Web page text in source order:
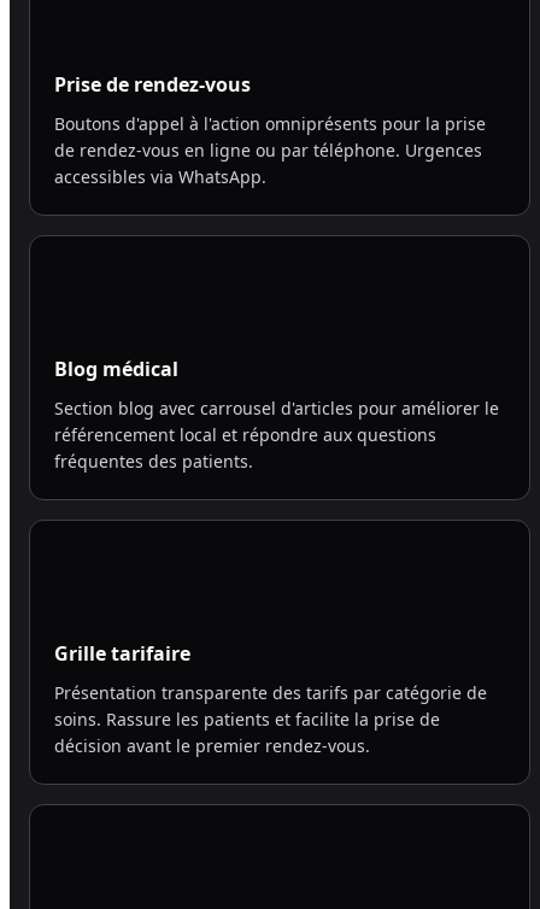
Prise de rendez-vous
Boutons d'appel à l'action omniprésents pour la prise
de rendez-vous en ligne ou par téléphone. Urgences
accessibles via WhatsApp.
Blog médical
Section blog avec carrousel d'articles pour améliorer le
référencement local et répondre aux questions
fréquentes des patients.
Grille tarifaire
Présentation transparente des tarifs par catégorie de
soins. Rassure les patients et facilite la prise de
décision avant le premier rendez-vous.